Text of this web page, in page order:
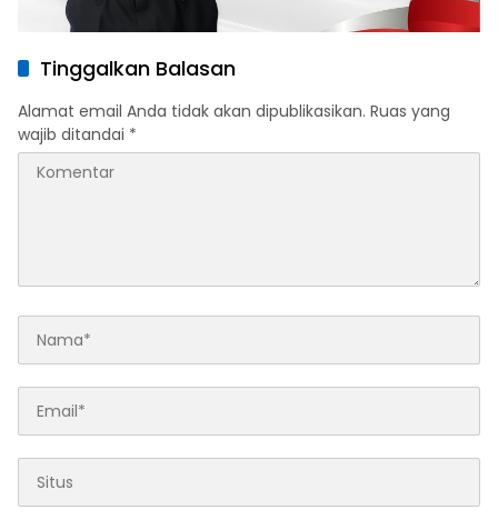
Tinggalkan Balasan
Alamat email Anda tidak akan dipublikasikan. Ruas yang
wajib ditandai *